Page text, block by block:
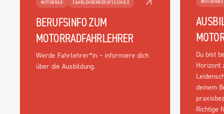
MOTORRAD FAHRLEHRERBERUFSSCHULE
BERUFSINFO ZUM
MOTORRADFAHRLEHRER
Werde Fahrlehrer*in – informiere dich
über die Ausbildung.
MOTORRAD
Du bist
Horizont
deinem
Richtige